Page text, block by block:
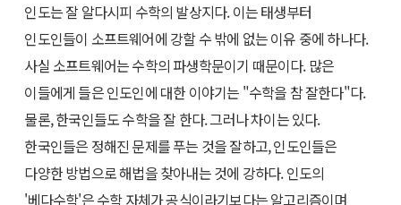
인도는 잘 알다시피 수학의 발상지다. 이는 태생부터
인도인들이 소프트웨어에 강할 수 밖에 없는 이유 중에 하나다.
사실 소프트웨어는 수학의 파생학문이기 때문이다. 많은
이들에게 들은 인도인에 대한 이야기는 "수학을 참 잘한다"다.
물론, 한국인들도 수학을 잘 한다. 그러나 차이는 있다.
한국인들은 정해진 문제를 푸는 것을 잘하고, 인도인들은
다양한 방법으로 해법을 찾아내는 것에 강하다. 인도의
'베다수학'은 수학 자체가 공식이라기보다는 알고리즘이며